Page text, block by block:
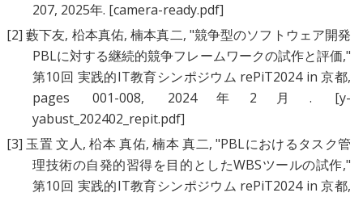
207, 2025年. [camera-ready.pdf]
[2] 藪下友, 柗本真佑,楠本真二, "競争型のソフトウェア開発
PBLに対する継続的競争フレームワークの試作と評価,"
第10回 実践的IT教育シンポジウム rePiT2024 in 京都,
pages 001-008, 2024年2月. [y-
yabust_202402_repit.pdf]
[3] 玉置 文人,柗本 真佑,楠本 真二, "PBLにおけるタスク管
理技術の自発的習得を目的としたWBSツールの試作,"
第10回 実践的IT教育シンポジウム rePiT2024 in 京都,